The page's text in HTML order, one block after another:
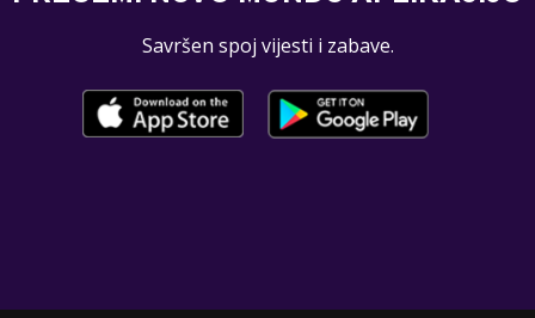
Savršen spoj vijesti i zabave.